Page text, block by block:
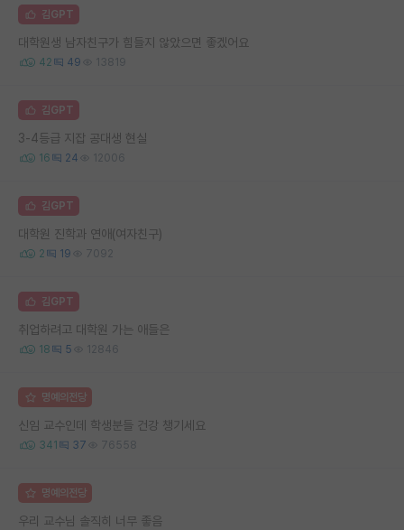
김GPT
대학원생 남자친구가 힘들지 않았으면 좋겠어요
42 49 13819
김GPT
3-4등급 지잡 공대생 현실
16 24 12006
김GPT
대학원 진학과 연애(여자친구)
2 19 7092
김GPT
취업하려고 대학원 가는 애들은
18 5 12846
명예의전당
신임 교수인데 학생분들 건강 챙기세요
341 37 76558
명예의전당
우리 교수님 솔직히 너무 좋음